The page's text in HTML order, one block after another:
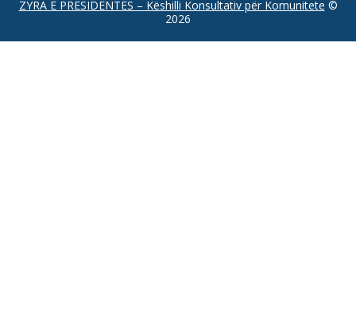
ZYRA E PRESIDENTES – Këshilli Konsultativ për Komunitete ©
2026